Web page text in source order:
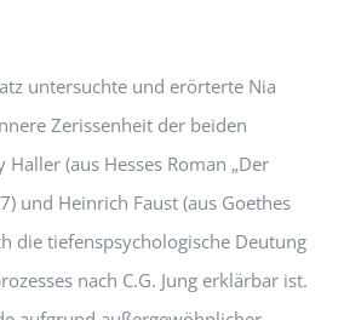
untersuchte und erörterte Nia
Zerissenheit der beiden
(aus Hesses Roman „Der
und Heinrich Faust (aus Goethes
die tiefenspsychologische Deutung
nach C.G. Jung erklärbar ist.